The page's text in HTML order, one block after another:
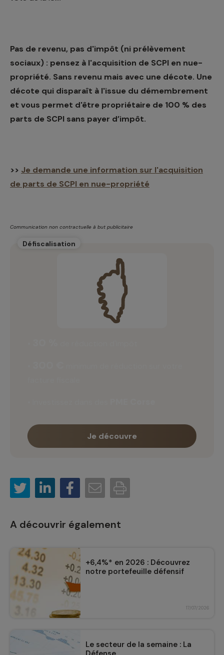
Pas de revenu, pas d'impôt (ni prélèvement
sociaux) : pensez à l'acquisition de SCPI en nue-
propriété. Sans revenu mais avec une décote. Une
décote qui disparaît à l'issue du démembrement
et vous permet d'être propriétaire de 100 % des
parts de SCPI sans payer d’impôt.
>> Je demande une information sur l'acquisition
de parts de SCPI en nue-propriété
Communication non contractuelle à but publicitaire
Défiscalisation
Je découvre
A découvrir également
+6,4%* en 2026 : Découvrez
notre portefeuille défensif
17/07/2026
Le secteur de la semaine : La